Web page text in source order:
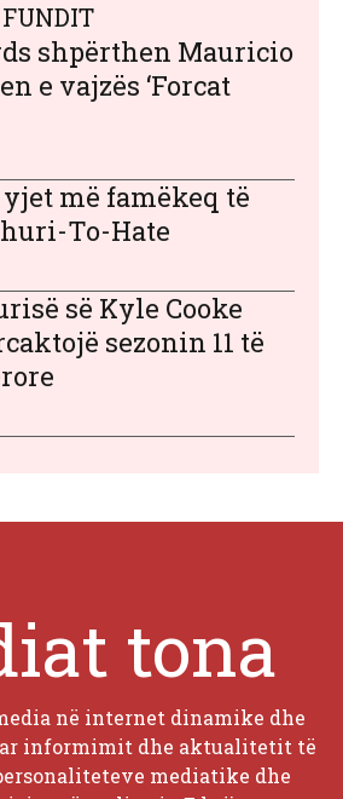
shpërthen Mauricio
e vajzës ‘Forcat
më famëkeq të
To-Hate
së Kyle Cooke
sezonin 11 të
tona
në internet dinamike dhe
informimit dhe aktualitetit të
mediatike dhe